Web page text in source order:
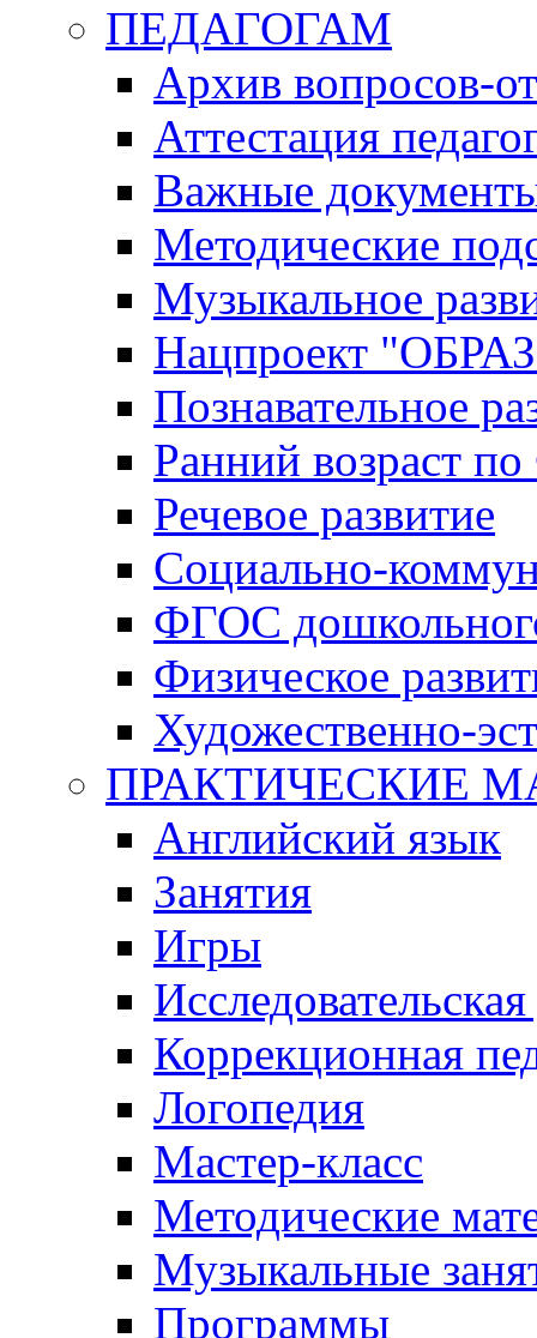
ПЕДАГОГАМ
Архив вопросов-
Аттестация
Важные
Методические
Музыкальное
Нацпроект
Познавательное
Ранний возраст
Речевое развитие
Социально-
ФГОС
Физическое
Художественно-
ПРАКТИЧЕСКИЕ
Английский язык
Занятия
Игры
Коррекционная
Логопедия
Мастер-класс
Методические
Музыкальные
Программы